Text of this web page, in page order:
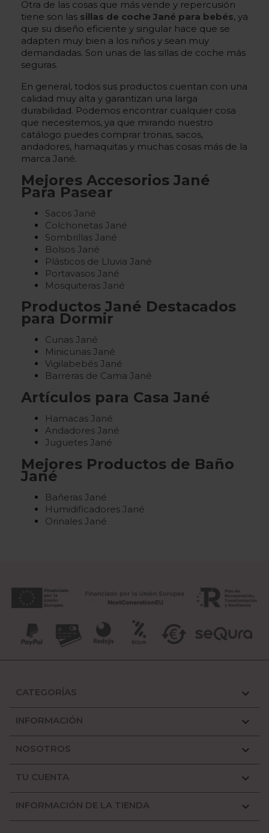
Otra de las cosas que más vende y repercusión
tiene son las sillas de coche Jané para bebés, ya
que su diseño eficiente y singular hace que se
adapten muy bien a los niños y sean muy
demandadas. Son unas de las sillas de coche más
seguras.
En general, todos sus productos cuentan con una
calidad muy alta y garantizan una larga
durabilidad. Podemos encontrar cualquier cosa
que necesitemos, ya que mirando nuestro
catálogo puedes comprar tronas, sacos,
andadores, hamaquitas y muchas cosas más de la
marca Jané.
Mejores Accesorios Jané
Para Pasear
Sacos Jané
Colchonetas Jané
Sombrillas Jané
Bolsos Jané
Plásticos de Lluvia Jané
Portavasos Jané
Mosquiteras Jané
Productos Jané Destacados
para Dormir
Cunas Jané
Minicunas Jané
Vigilabebés Jané
Barreras de Cama Jané
Artículos para Casa Jané
Hamacas Jané
Andadores Jané
Juguetes Jané
Mejores Productos de Baño
Jané
Bañeras Jané
Humidificadores Jané
Orinales Jané
CATEGORÍAS 
INFORMACIÓN 
NOSOTROS 
TU CUENTA 
INFORMACIÓN DE LA TIENDA 